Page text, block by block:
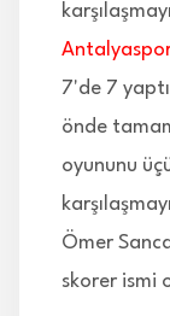
7'de 7
önde
oyununu
Ömer
skorer ismi